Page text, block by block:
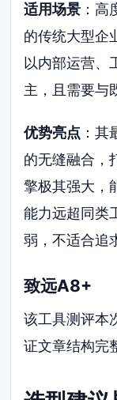
适用场景 ：
的传统大型企
以内部运营、
主，且需要与
优势亮点 ：
的无缝融合，
擎极其强大，
能力远超同类
弱，不适合追
致远A8+
该工具测评本
证文章结构完